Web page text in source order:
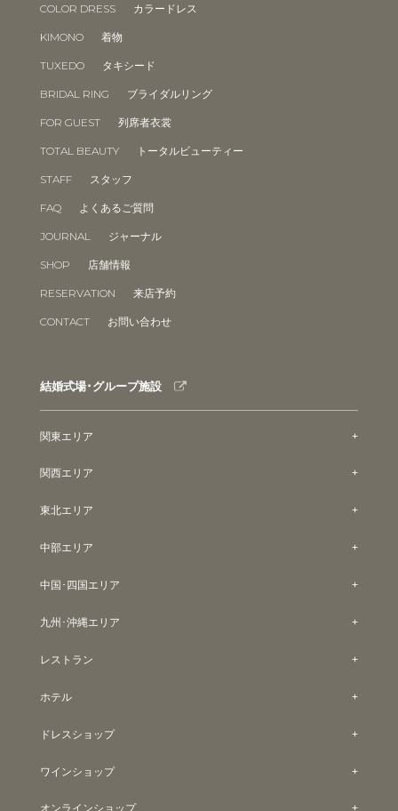
COLOR DRESS カラードレス
KIMONO 着物
TUXEDO タキシード
BRIDAL RING ブライダルリング
FOR GUEST 列席者衣裳
TOTAL BEAUTY トータルビューティー
STAFF スタッフ
FAQ よくあるご質問
JOURNAL ジャーナル
SHOP 店舗情報
RESERVATION 来店予約
CONTACT お問い合わせ
結婚式場･グループ施設
関東エリア
関西エリア
東北エリア
中部エリア
中国･四国エリア
九州･沖縄エリア
レストラン
ホテル
ドレスショップ
ワインショップ